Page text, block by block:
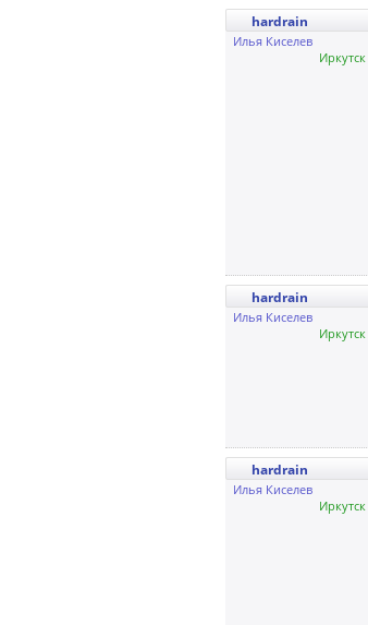
hardrain
Илья Киселев
Иркутск
hardrain
Илья Киселев
Иркутск
hardrain
Илья Киселев
Иркутск